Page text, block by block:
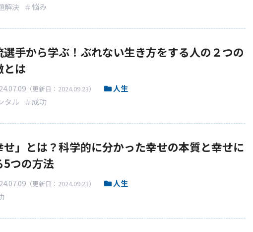
解決
＃悩み
選手から学ぶ！ぶれない生き方をする人の２つの
とは
（更新日：2024.09.23）
人生
タル
＃成功
せ」とは？科学的に分かった幸せの本質と幸せに
5つの方法
（更新日：2024.09.23）
人生